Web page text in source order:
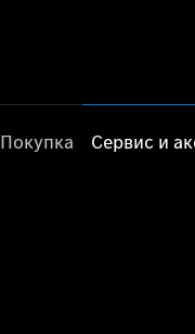
Покупка Сервис и